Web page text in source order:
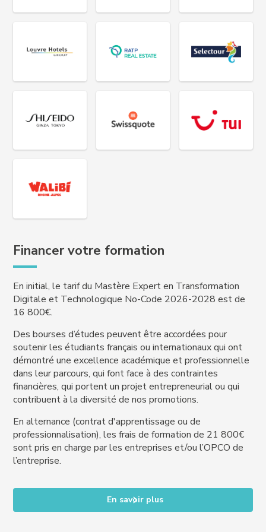
Financer votre formation
En initial, le tarif du Mastère Expert en Transformation
Digitale et Technologique No-Code 2026-2028 est de
16 800€.
Des bourses d’études peuvent être accordées pour
soutenir les étudiants français ou internationaux qui ont
démontré une excellence académique et professionnelle
dans leur parcours, qui font face à des contraintes
financières, qui portent un projet entrepreneurial ou qui
contribuent à la diversité de nos promotions.
En alternance (contrat d'apprentissage ou de
professionnalisation), les frais de formation de 21 800€
sont pris en charge par les entreprises et/ou l’OPCO de
l’entreprise.
En savoir plus